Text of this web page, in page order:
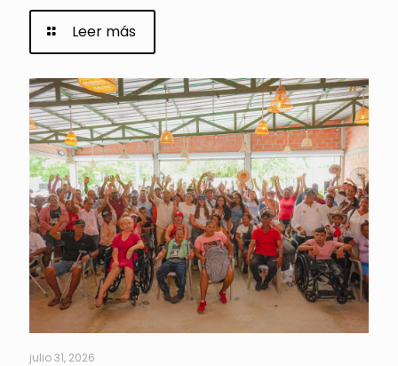
Leer más
julio 31, 2026